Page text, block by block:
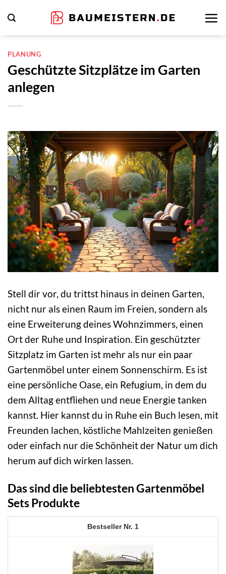
Inhalt
springen
PLANUNG
Geschützte Sitzplätze im Garten
anlegen
Stell dir vor, du trittst hinaus in deinen Garten,
nicht nur als einen Raum im Freien, sondern als
eine Erweiterung deines Wohnzimmers, einen
Ort der Ruhe und Inspiration. Ein geschützter
Sitzplatz im Garten ist mehr als nur ein paar
Gartenmöbel unter einem Sonnenschirm. Es ist
eine persönliche Oase, ein Refugium, in dem du
dem Alltag entfliehen und neue Energie tanken
kannst. Hier kannst du in Ruhe ein Buch lesen, mit
Freunden lachen, köstliche Mahlzeiten genießen
oder einfach nur die Schönheit der Natur um dich
herum auf dich wirken lassen.
Das sind die beliebtesten Gartenmöbel
Sets Produkte
1